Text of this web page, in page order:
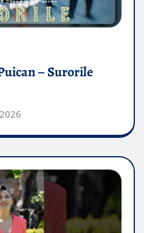
– Surorile